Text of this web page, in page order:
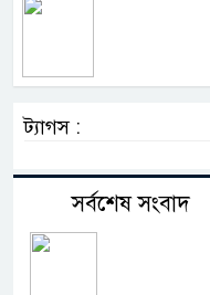
ট্যাগস :
সর্বশেষ সংবাদ